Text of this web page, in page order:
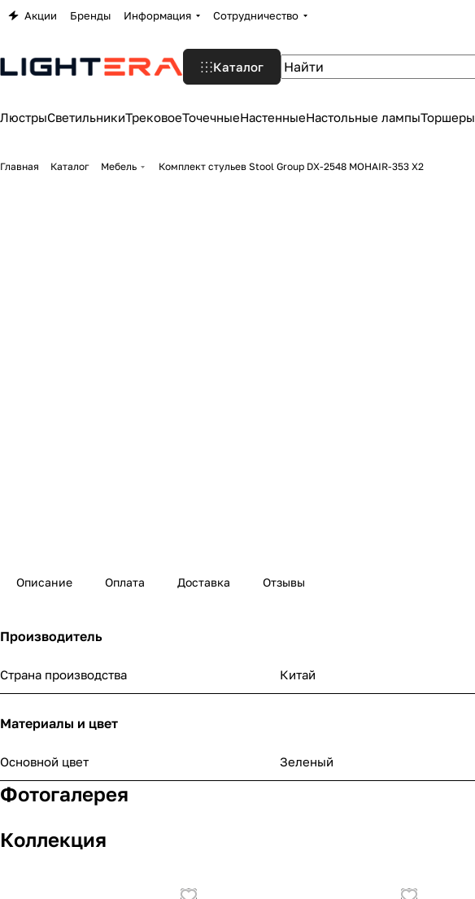
Акции Бренды Информация Сотрудничество
Каталог
ЛюстрыСветильникиТрековоеТочечныеНастенныеНастольные лампыТоршеры
Главная Каталог Мебель Комплект стульев Stool Group DX-2548 MOHAIR-353 X2
Описание Оплата Доставка Отзывы
Производитель
Страна производства Китай
Материалы и цвет
Основной цвет Зеленый
Фотогалерея
Коллекция